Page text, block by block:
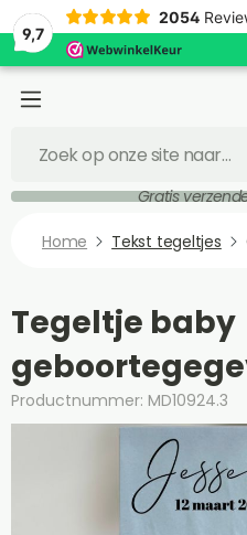
9,7
2054
Gratis
Home Tekst tegeltjes
Tegeltje baby
Productnummer: MD10924.3